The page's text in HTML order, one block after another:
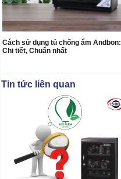
Cách sử dụng tủ chống ẩm Andbon:
Chi tiết, Chuẩn nhất
Tin tức liên quan